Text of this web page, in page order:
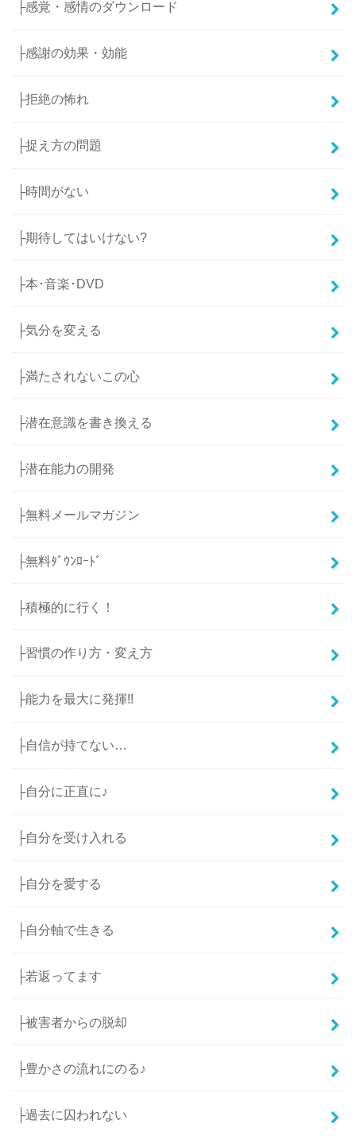
├感覚・感情のダウンロード
├感謝の効果・効能
├拒絶の怖れ
├捉え方の問題
├時間がない
├期待してはいけない?
├本･音楽･DVD
├気分を変える
├満たされないこの心
├潜在意識を書き換える
├潜在能力の開発
├無料メールマガジン
├無料ﾀﾞｳﾝﾛｰﾄﾞ
├積極的に行く！
├習慣の作り方・変え方
├能力を最大に発揮!!
├自信が持てない…
├自分に正直に♪
├自分を受け入れる
├自分を愛する
├自分軸で生きる
├若返ってます
├被害者からの脱却
├豊かさの流れにのる♪
├過去に囚われない